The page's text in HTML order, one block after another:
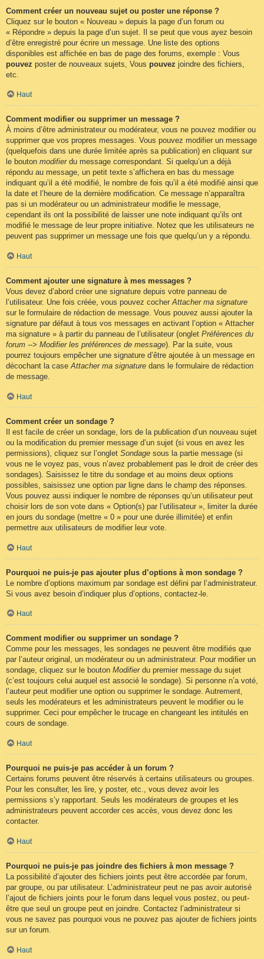
Comment créer un nouveau sujet ou poster une réponse ?
Cliquez sur le bouton « Nouveau » depuis la page d’un forum ou
« Répondre » depuis la page d’un sujet. Il se peut que vous ayez besoin
d’être enregistré pour écrire un message. Une liste des options
disponibles est affichée en bas de page des forums, exemple : Vous
pouvez poster de nouveaux sujets, Vous pouvez joindre des fichiers,
etc.
Haut
Comment modifier ou supprimer un message ?
À moins d’être administrateur ou modérateur, vous ne pouvez modifier ou
supprimer que vos propres messages. Vous pouvez modifier un message
(quelquefois dans une durée limitée après sa publication) en cliquant sur
le bouton modifierdu message correspondant. Si quelqu’un a déjà
répondu au message, un petit texte s’affichera en bas du message
indiquant qu’il a été modifié, le nombre de fois qu’il a été modifié ainsi que
la date et l’heure de la dernière modification. Ce message n’apparaîtra
pas si un modérateur ou un administrateur modifie le message,
cependant ils ont la possibilité de laisser une note indiquant qu’ils ont
modifié le message de leur propre initiative. Notez que les utilisateurs ne
peuvent pas supprimer un message une fois que quelqu’un y a répondu.
Haut
Comment ajouter une signature à mes messages ?
Vous devez d’abord créer une signature depuis votre panneau de
l’utilisateur. Une fois créée, vous pouvez cocherAttacher ma signature
sur le formulaire de rédaction de message. Vous pouvez aussi ajouter la
signature par défaut à tous vos messages en activant l’option « Attacher
ma signature » à partir du panneau de l’utilisateur (onglet Préférences du
forum --> Modifier les préférences de message). Par la suite, vous
pourrez toujours empêcher une signature d’être ajoutée à un message en
décochant la caseAttacher ma signature dans le formulaire de rédaction
de message.
Haut
Comment créer un sondage ?
Il est facile de créer un sondage, lors de la publication d’un nouveau sujet
ou la modification du premier message d’un sujet (si vous en avez les
permissions), cliquez sur l’onglet Sondage sous la partie message (si
vous ne le voyez pas, vous n’avez probablement pas le droit de créer des
sondages). Saisissez le titre du sondage et au moins deux options
possibles, saisissez une option par ligne dans le champ des réponses.
Vous pouvez aussi indiquer le nombre de réponses qu’un utilisateur peut
choisir lors de son vote dans « Option(s) par l’utilisateur », limiter la durée
en jours du sondage (mettre « 0 » pour une durée illimitée) et enfin
permettre aux utilisateurs de modifier leur vote.
Haut
Pourquoi ne puis-je pas ajouter plus d’options à mon sondage ?
Le nombre d’options maximum par sondage est défini par l’administrateur.
Si vous avez besoin d’indiquer plus d’options, contactez-le.
Haut
Comment modifier ou supprimer un sondage ?
Comme pour les messages, les sondages ne peuvent être modifiés que
par l’auteur original, un modérateur ou un administrateur. Pour modifier un
sondage, cliquez sur le bouton Modifierdu premier message du sujet
(c’est toujours celui auquel est associé le sondage). Si personne n’a voté,
l’auteur peut modifier une option ou supprimer le sondage. Autrement,
seuls les modérateurs et les administrateurs peuvent le modifier ou le
supprimer. Ceci pour empêcher le trucage en changeant les intitulés en
cours de sondage.
Haut
Pourquoi ne puis-je pas accéder à un forum ?
Certains forums peuvent être réservés à certains utilisateurs ou groupes.
Pour les consulter, les lire, y poster, etc., vous devez avoir les
permissions s’y rapportant. Seuls les modérateurs de groupes et les
administrateurs peuvent accorder ces accès, vous devez donc les
contacter.
Haut
Pourquoi ne puis-je pas joindre des fichiers à mon message ?
La possibilité d’ajouter des fichiers joints peut être accordée par forum,
par groupe, ou par utilisateur. L’administrateur peut ne pas avoir autorisé
l’ajout de fichiers joints pour le forum dans lequel vous postez, ou peut-
être que seul un groupe peut en joindre. Contactez l’administrateur si
vous ne savez pas pourquoi vous ne pouvez pas ajouter de fichiers joints
sur un forum.
Haut